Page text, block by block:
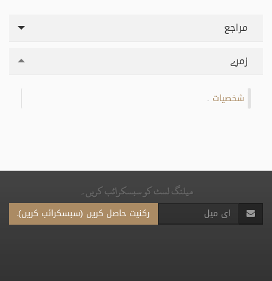
مراجع
زمرے
شخصیات
میلنگ لسٹ کو سبسکرائب کریں۔
رکنیت حاصل کریں (سبسکرائب کریں)۔